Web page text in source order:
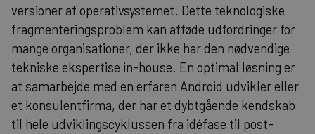
versioner af operativsystemet. Dette teknologiske
fragmenteringsproblem kan afføde udfordringer for
mange organisationer, der ikke har den nødvendige
tekniske ekspertise in-house. En optimal løsning er
at samarbejde med en erfaren Android udviklereller
et konsulentfirma, der har et dybtgående kendskab
til hele udviklingscyklussen fra idéfase til post-